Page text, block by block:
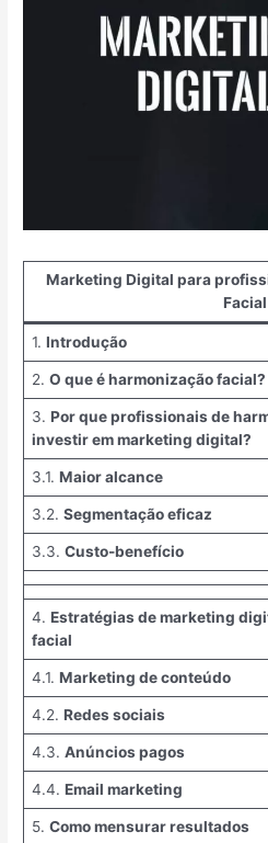
Marketing Digital para
Facial
1. Introdução
2. O que é harmonização facial?
3. Por que profissionais de
investir em marketing digital?
3.1. Maior alcance
3.2. Segmentação eficaz
3.3. Custo-benefício
4. Estratégias de marketing
facial
4.1. Marketing de conteúdo
4.2. Redes sociais
4.3. Anúncios pagos
4.4. Email marketing
5. Como mensurar resultados